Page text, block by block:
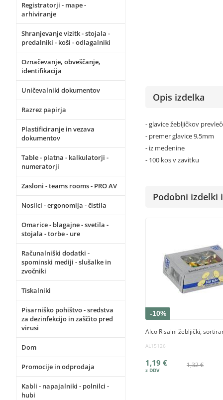
Registratorji - mape -
arhiviranje
Shranjevanje vizitk - stojala -
predalniki - koši - odlagalniki
Označevanje, obveščanje,
identifikacija
Uničevalniki dokumentov
Razrez papirja
Plastificiranje in vezava
dokumentov
Table - platna - kalkulatorji -
numeratorji
Zasloni - teams rooms - PRO AV
Nosilci - ergonomija - čistila
Omarice - blagajne - svetila -
stojala - torbe - ure
Računalniški dodatki -
spominski mediji - slušalke in
zvočniki
Tiskalniki
Pisarniško pohištvo - sredstva
za dezinfekcijo in zaščito pred
virusi
Dom
Promocije in odprodaja
Kabli - napajalniki - polnilci -
hubi
Opis izdelka
- glavice žebljičkov
- premer glavice 9,5mm
- iz medenine
- 100 kos v zavitku
Podobni izdelki
-10%
Alco Risalni žebljički,
AL15126
1,32 €
1,19 €